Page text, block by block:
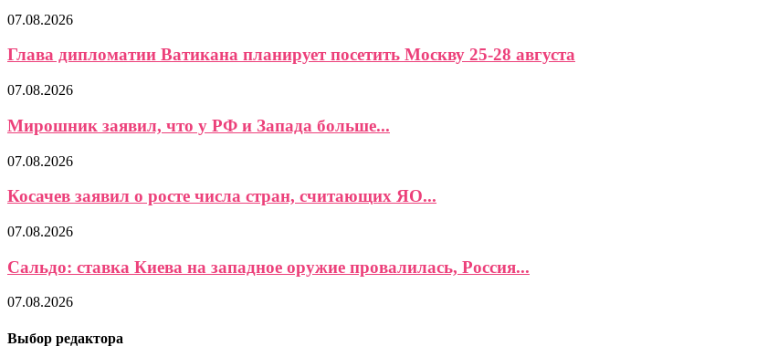
07.08.2026
Глава дипломатии Ватикана планирует посетить Москву 25-28 августа
07.08.2026
Мирошник заявил, что у РФ и Запада больше...
07.08.2026
Косачев заявил о росте числа стран, считающих ЯО...
07.08.2026
Сальдо: ставка Киева на западное оружие провалилась, Россия...
07.08.2026
Выбор редактора